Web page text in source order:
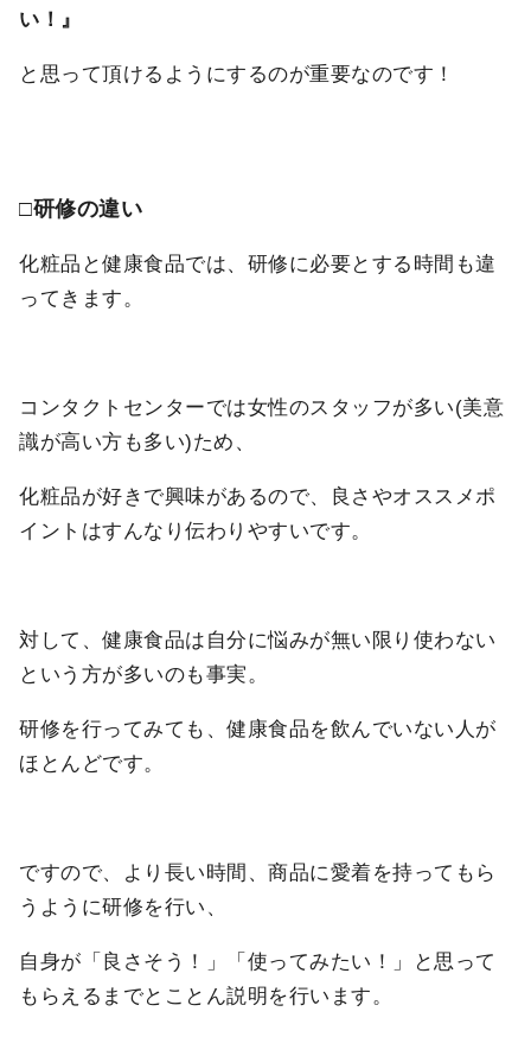
い！』
と思って頂けるようにするのが重要なのです！
□研修の違い
化粧品と健康食品では、研修に必要とする時間も違
ってきます。
コンタクトセンターでは女性のスタッフが多い(美意
識が高い方も多い)ため、
化粧品が好きで興味があるので、良さやオススメポ
イントはすんなり伝わりやすいです。
対して、健康食品は自分に悩みが無い限り使わない
という方が多いのも事実。
研修を行ってみても、健康食品を飲んでいない人が
ほとんどです。
ですので、より長い時間、商品に愛着を持ってもら
うように研修を行い、
自身が「良さそう！」「使ってみたい！」と思って
もらえるまでとことん説明を行います。